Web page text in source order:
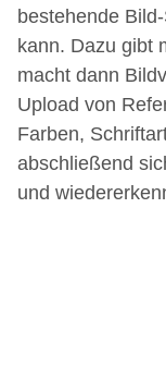
bestehende
kann. Dazu gibt
macht dann
Upload von
Farben,
abschließend
und